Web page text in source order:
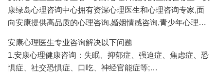
康绿岛心理咨询中心拥有资深心理医生和心理咨询专家,面
向安康提供高品质的心理咨询,婚姻情感咨询,青少年心理咨
询经验和大量成功案例,是您寻找安康心理医生专家和安康
心理咨询医院/心理咨询机构的理想选择！
安康心理医生专业咨询解决以下问题
1.安康心理健康咨询：失眠、抑郁症、强迫症、焦虑症、恐
惧症、社交恐惧症、口吃、神经官能症等;